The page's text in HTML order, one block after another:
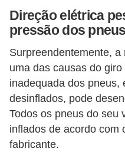
Direção elétrica
pressão dos pneus
Surpreendentemente,
uma das causas do
inadequada dos pneus,
desinflados, pode
Todos os pneus do seu
inflados de acordo com
fabricante.
n
õ
e
s
e
O
f